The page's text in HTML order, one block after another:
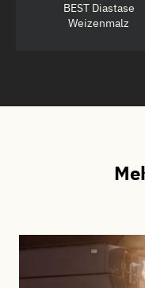
BEST Diastase
Weizenmalz